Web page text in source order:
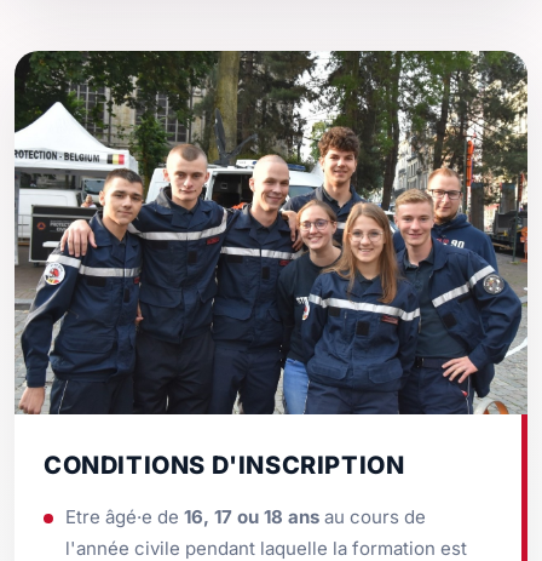
CONDITIONS D'INSCRIPTION
Etre âgé·e de 16, 17 ou 18 ans au cours de
l'année civile pendant laquelle la formation est